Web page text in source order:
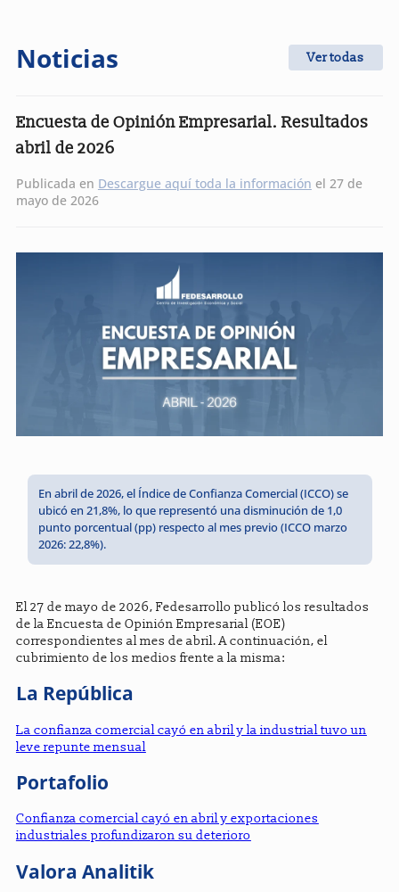
Noticias Ver todas
Encuesta de Opinión Empresarial. Resultados
abril de 2026
Publicada en Descargue aquí toda la información el 27 de
mayo de 2026
En abril de 2026, el Índice de Confianza Comercial (ICCO) se
ubicó en 21,8%, lo que representó una disminución de 1,0
punto porcentual (pp) respecto al mes previo (ICCO marzo
2026: 22,8%).
El 27 de mayo de 2026, Fedesarrollo publicó los resultados
de la Encuesta de Opinión Empresarial (EOE)
correspondientes al mes de abril. A continuación, el
cubrimiento de los medios frente a la misma:
La República
La confianza comercial cayó en abril y la industrial tuvo un
leve repunte mensual
Portafolio
Confianza comercial cayó en abril y exportaciones
industriales profundizaron su deterioro
Valora Analitik